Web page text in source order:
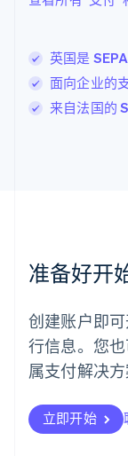
英国是
面向企业的
来自法国的
准备好开
创建账户即
行信息。您
属支付解决方
立即开始
卢森堡
罗马尼亚
English
挪威
葡萄牙
Português
日本
日本語English
瑞典
瑞士
Deutsch